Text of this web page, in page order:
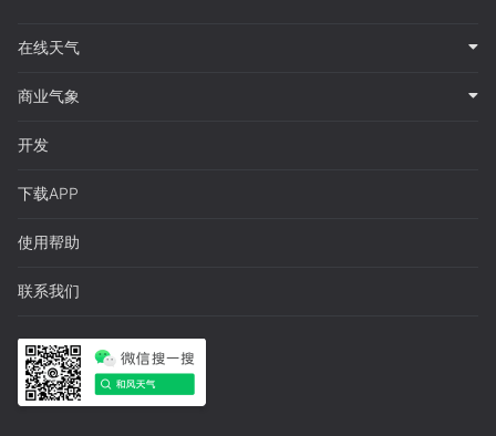
在线天气
商业气象
开发
下载APP
使用帮助
联系我们